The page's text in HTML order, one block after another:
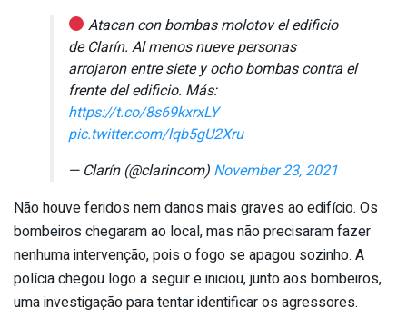
Atacan con bombas molotov el edificio
de Clarín. Al menos nueve personas
arrojaron entre siete y ocho bombas contra el
frente del edificio. Más:
https://t.co/8s69kxrxLY
pic.twitter.com/lqb5gU2Xru
— Clarín (@clarincom) November 23, 2021
Não houve feridos nem danos mais graves ao edifício. Os
bombeiros chegaram ao local, mas não precisaram fazer
nenhuma intervenção, pois o fogo se apagou sozinho. A
polícia chegou logo a seguir e iniciou, junto aos bombeiros,
uma investigação para tentar identificar os agressores.